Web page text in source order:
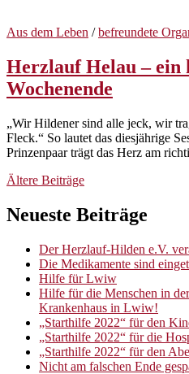
Aus dem Leben /befreundete
Herzlauf Helau – ein
Wochenende
„Wir Hildener sind alle jeck, wir
Fleck.“ So lautet das diesjährige
Prinzenpaar trägt das Herz am
Beitragsnavigation
Ältere Beiträge
Neueste Beiträge
Der Herzlauf-Hilden e.V.
Die Medikamente sind
Hilfe für Lwiw
Hilfe für die Menschen in
Krankenhaus in Lwiw!
„Starthilfe 2022“ für den
„Starthilfe 2022“ für die
„Starthilfe 2022“ für den
Nicht am falschen Ende